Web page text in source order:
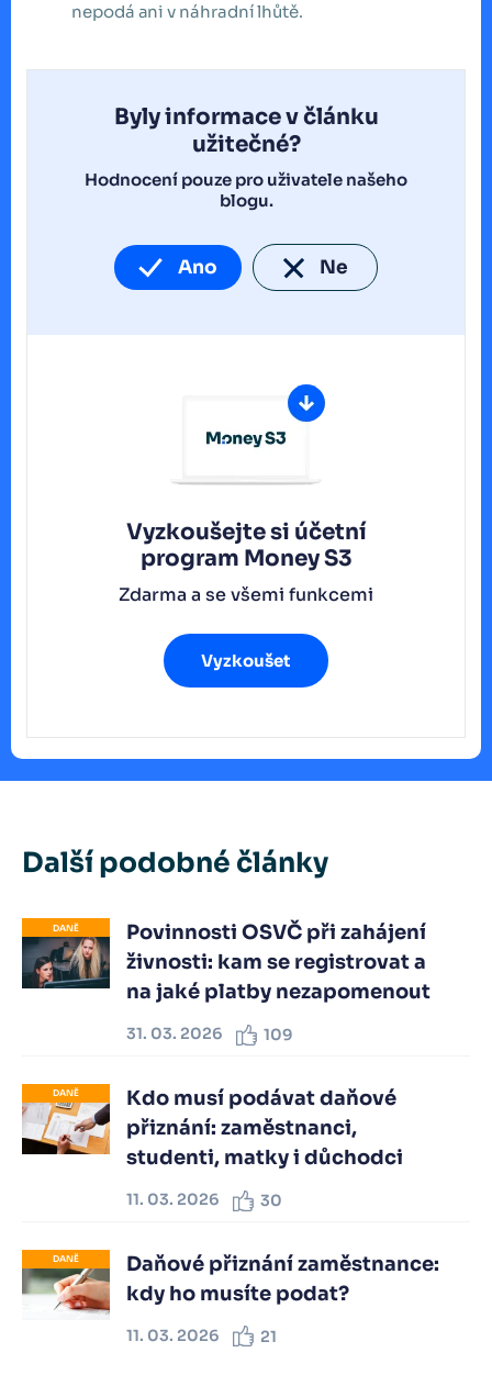
nepodá ani v náhradní lhůtě.
Byly informace v článku
užitečné?
Hodnocení pouze pro uživatele našeho
blogu.
Ano Ne
Vyzkoušejte si účetní
program Money S3
Zdarma a se všemi funkcemi
Vyzkoušet
Další podobné články
DANĚ
Povinnosti OSVČ při zahájení
živnosti: kam se registrovat a
na jaké platby nezapomenout
31. 03. 2026 109
DANĚ
Kdo musí podávat daňové
přiznání: zaměstnanci,
studenti, matky i důchodci
11. 03. 2026 30
DANĚ
Daňové přiznání zaměstnance:
kdy ho musíte podat?
11. 03. 2026 21